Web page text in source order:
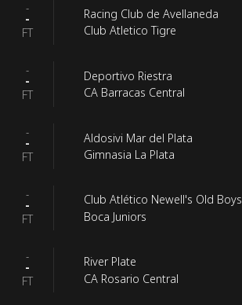
-
-
FT
Racing Club de Avellaneda
Club Atletico Tigre
-
-
FT
Deportivo Riestra
CA Barracas Central
-
-
FT
Aldosivi Mar del Plata
Gimnasia La Plata
-
-
FT
Club Atlético Newell's Old Boys
Boca Juniors
-
-
FT
River Plate
CA Rosario Central